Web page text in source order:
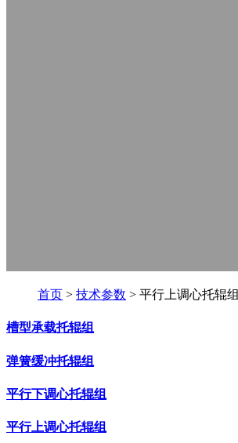
首页 > 技术参数 > 平行上调心托辊组
槽型承载托辊组
弹簧缓冲托辊组
平行下调心托辊组
平行上调心托辊组